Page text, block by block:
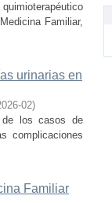
Familiar,
urinarias en
02)
de los casos de
complicaciones
Familiar